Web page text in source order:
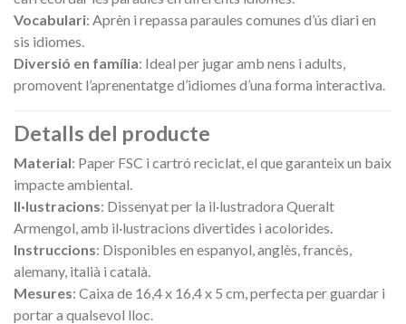
Vocabulari: Aprèn i repassa paraules comunes d’ús diari en
sis idiomes.
Diversió en família: Ideal per jugar amb nens i adults,
promovent l’aprenentatge d’idiomes d’una forma interactiva.
Detalls del producte
Material: Paper FSC i cartró reciclat, el que garanteix un baix
impacte ambiental.
Il·lustracions: Dissenyat per la il·lustradora Queralt
Armengol, amb il·lustracions divertides i acolorides.
Instruccions: Disponibles en espanyol, anglès, francès,
alemany, italià i català.
Mesures: Caixa de 16,4 x 16,4 x 5 cm, perfecta per guardar i
portar a qualsevol lloc.